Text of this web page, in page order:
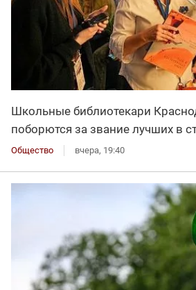
Школьные библиотекари
поборются за звание лучших в
Общество вчера, 19:40